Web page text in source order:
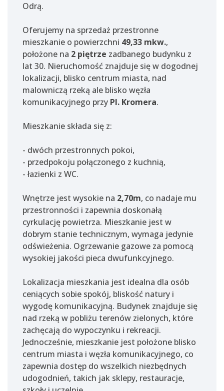
Odrą.
Oferujemy na sprzedaż przestronne
mieszkanie o powierzchni 49,33 mkw.,
położone na 2 piętrze zadbanego budynku z
lat 30. Nieruchomość znajduje się w dogodnej
lokalizacji, blisko centrum miasta, nad
malowniczą rzeką ale blisko węzła
komunikacyjnego przy Pl. Kromera.
Mieszkanie składa się z:
- dwóch przestronnych pokoi,
- przedpokoju połączonego z kuchnią,
- łazienki z WC.
Wnętrze jest wysokie na 2,70m, co nadaje mu
przestronności i zapewnia doskonałą
cyrkulację powietrza. Mieszkanie jest w
dobrym stanie technicznym, wymaga jedynie
odświeżenia. Ogrzewanie gazowe za pomocą
wysokiej jakości pieca dwufunkcyjnego.
Lokalizacja mieszkania jest idealna dla osób
ceniących sobie spokój, bliskość natury i
wygodę komunikacyjną. Budynek znajduje się
nad rzeką w pobliżu terenów zielonych, które
zachęcają do wypoczynku i rekreacji.
Jednocześnie, mieszkanie jest położone blisko
centrum miasta i węzła komunikacyjnego, co
zapewnia dostęp do wszelkich niezbędnych
udogodnień, takich jak sklepy, restauracje,